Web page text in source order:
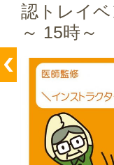
認トレイ
～ 15時～